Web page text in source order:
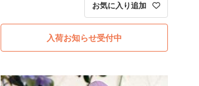
お気に入り追加
入荷お知らせ受付中